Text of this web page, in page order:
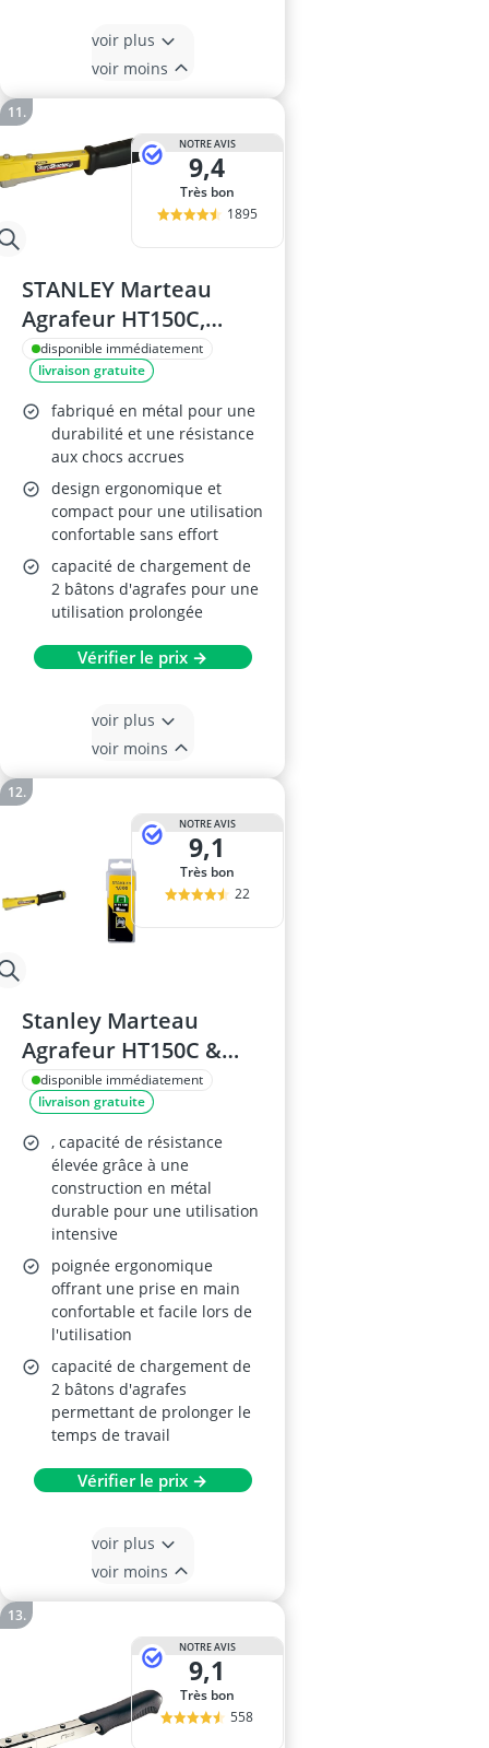
voir plus
voir moins
NOTRE AVIS
9,4
Très bon
1895
STANLEY Marteau
Agrafeur HT150C,
Agrafes Type G 6-
PHT150
disponible immédiatement
livraison gratuite
fabriqué en métal pour une
durabilité et une résistance
aux chocs accrues
design ergonomique et
compact pour une utilisation
confortable sans effort
capacité de chargement de
2 bâtons d'agrafes pour une
utilisation prolongée
Vérifier le prix →
voir plus
voir moins
NOTRE AVIS
9,1
Très bon
22
Stanley Marteau
Agrafeur HT150C &
Agrafes 8 mm Type G
disponible immédiatement
livraison gratuite
, capacité de résistance
élevée grâce à une
construction en métal
durable pour une utilisation
intensive
poignée ergonomique
offrant une prise en main
confortable et facile lors de
l'utilisation
capacité de chargement de
2 bâtons d'agrafes
permettant de prolonger le
temps de travail
Vérifier le prix →
voir plus
voir moins
NOTRE AVIS
9,1
Très bon
558